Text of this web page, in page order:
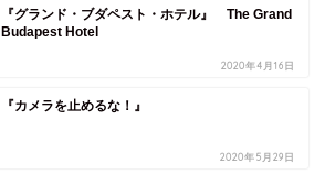
『グランド・ブダペスト・ホテル』 The Grand
Budapest Hotel
2020年4月16日
『カメラを止めるな！』
2020年5月29日